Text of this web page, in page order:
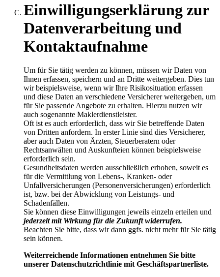
Einwilligungserklärung zur
Datenverarbeitung und
Kontaktaufnahme
Um für Sie tätig werden zu können, müssen wir Daten von
Ihnen erfassen, speichern und an Dritte weitergeben. Dies tun
wir beispielsweise, wenn wir Ihre Risikosituation erfassen
und diese Daten an verschiedene Versicherer weitergeben, um
für Sie passende Angebote zu erhalten. Hierzu nutzen wir
auch sogenannte Maklerdienstleister.
Oft ist es auch erforderlich, dass wir Sie betreffende Daten
von Dritten anfordern. In erster Linie sind dies Versicherer,
aber auch Daten von Ärzten, Steuerberatern oder
Rechtsanwälten und Auskunfteien können beispielsweise
erforderlich sein.
Gesundheitsdaten werden ausschließlich erhoben, soweit es
für die Vermittlung von Lebens-, Kranken- oder
Unfallversicherungen (Personenversicherungen) erforderlich
ist, bzw. bei der Abwicklung von Leistungs- und
Schadenfällen.
Sie können diese Einwilligungen jeweils einzeln erteilen und
jederzeit mit Wirkung für die Zukunft widerrufen.
Beachten Sie bitte, dass wir dann ggfs. nicht mehr für Sie tätig
sein können.
Weiterreichende Informationen entnehmen Sie bitte
unserer Datenschutzrichtlinie mit Geschäftspartnerliste.